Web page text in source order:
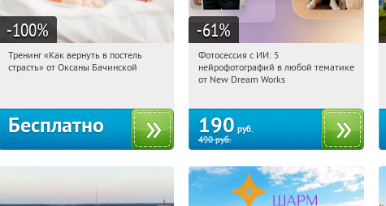
-100%
20:22:31 Получили:
Тренинг «Как вернуть в постель
страсть» от Оксаны Бачинской
Бесплатно
-61%
20:22:31
Россия
Фотосессия с ИИ: 5
нейрофотографий в любой тематике
от New Dream Works
190 руб.
490руб.